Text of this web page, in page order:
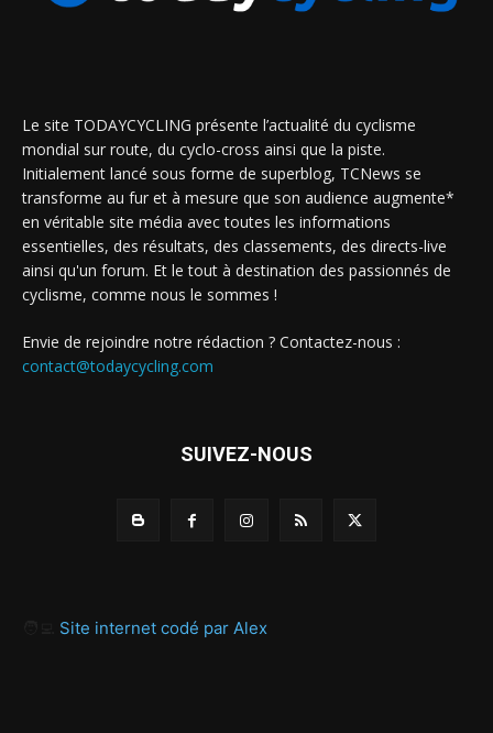
Le site TODAYCYCLING présente l’actualité du cyclisme
mondial sur route, du cyclo-cross ainsi que la piste.
Initialement lancé sous forme de superblog, TCNews se
transforme au fur et à mesure que son audience augmente*
en véritable site média avec toutes les informations
essentielles, des résultats, des classements, des directs-live
ainsi qu'un forum. Et le tout à destination des passionnés de
cyclisme, comme nous le sommes !
Envie de rejoindre notre rédaction ? Contactez-nous :
contact@todaycycling.com
SUIVEZ-NOUS
Site internet codé par Alex